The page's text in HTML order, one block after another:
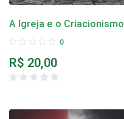
A Igreja e o Criacionismo
0
R$ 20,00